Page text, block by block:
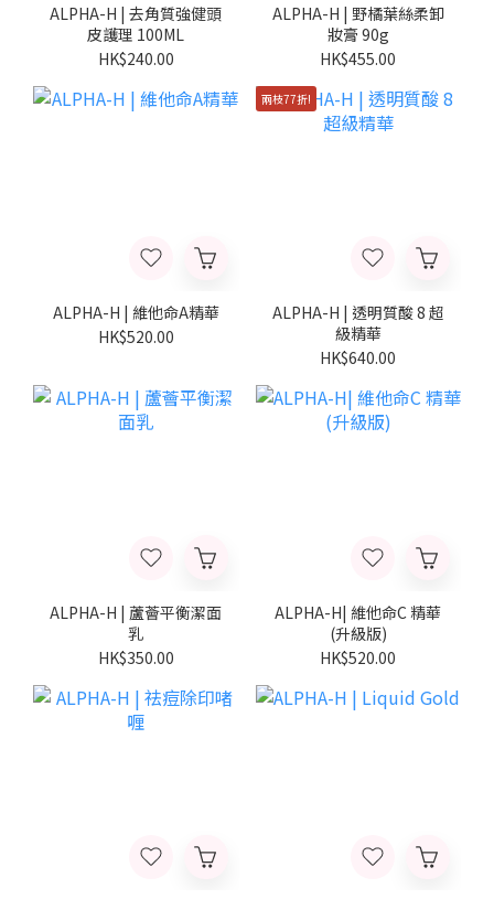
ALPHA-H | 去角質強健頭
皮護理 100ML
HK$240.00
ALPHA-H | 野橘葉絲柔卸
妝膏 90g
HK$455.00
ALPHA-H | 維他命A精華
HK$520.00
兩枝77折!
ALPHA-H | 透明質酸 8 超
級精華
HK$640.00
ALPHA-H | 蘆薈平衡潔面
乳
HK$350.00
ALPHA-H| 維他命C 精華
(升級版)
HK$520.00